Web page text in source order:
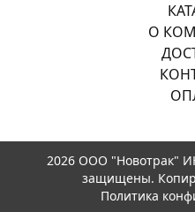
О
2026 ООО "Новотрак"
защищены.
Политика